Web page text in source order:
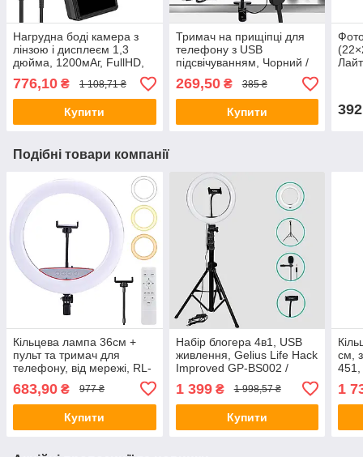
Нагрудна боді камера з
лінзою і дисплеєм 1,3
дюйма, 1200мАг, FullHD,
L9 / Міні відеокамера на
груди
776,10 ₴ 1 108,71 ₴
Купити
Тримач на прищіпці для
телефону з USB
підсвічуванням, Чорний /
Підставка на гнучкій ніжці /
Кільцева лампа / Набір
блогера
269,50₴ 385 ₴
Купити
Подібні товари компанії
Кільцева лампа 36см +
пульт та тримач для
телефону, від мережі, RL-
лампа для селфі
683,90 ₴ 977 ₴
Купити
Набір блогера 4в1, USB
живлення, Gelius Life Hack
Improved GP-BS002 /
тримачем телефону та
штативом
1 399₴ 1 998,57 ₴
Купити
см,
для
1